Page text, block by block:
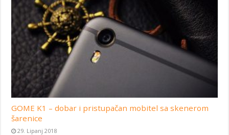
GOME K1 – dobar i pristupačan mobitel sa skenerom
šarenice
29. Lipanj 2018